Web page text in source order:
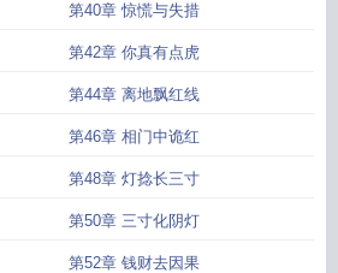
第40章 惊慌与失措
第42章 你真有点虎
第44章 离地飘红线
第46章 相门中诡红
第48章 灯捻长三寸
第50章 三寸化阴灯
第52章 钱财去因果